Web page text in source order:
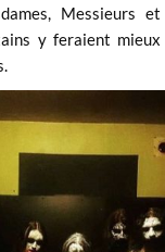
Messieurs
y feraient